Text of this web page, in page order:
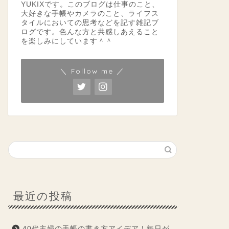
YUKIXです。このブログは仕事のこと、
大好きな手帳やカメラのこと、ライフス
タイルにおいての思考などを記す雑記ブ
ログです。色んな方と共感しあえること
を楽しみにしています＾＾
＼ Follow me ／
最近の投稿